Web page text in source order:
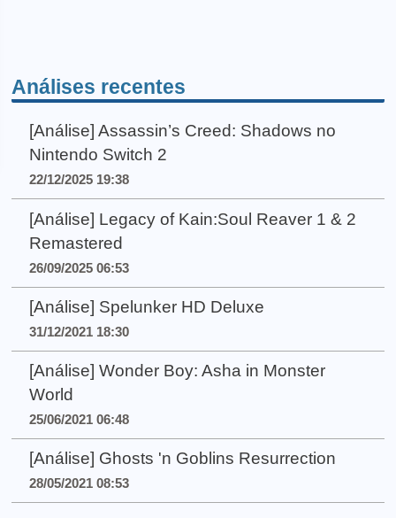
Análises recentes
[Análise] Assassin’s Creed: Shadows no
Nintendo Switch 2
22/12/2025 19:38
[Análise] Legacy of Kain:Soul Reaver 1 & 2
Remastered
26/09/2025 06:53
[Análise] Spelunker HD Deluxe
31/12/2021 18:30
[Análise] Wonder Boy: Asha in Monster
World
25/06/2021 06:48
[Análise] Ghosts 'n Goblins Resurrection
28/05/2021 08:53